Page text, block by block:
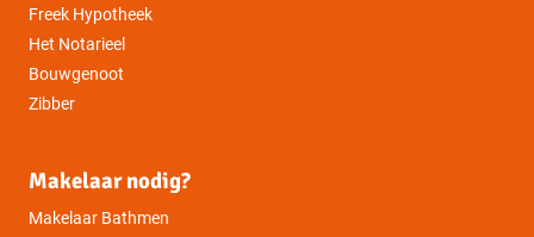
Freek Hypotheek
Het Notarieel
Bouwgenoot
Zibber
Makelaar nodig?
Makelaar Bathmen